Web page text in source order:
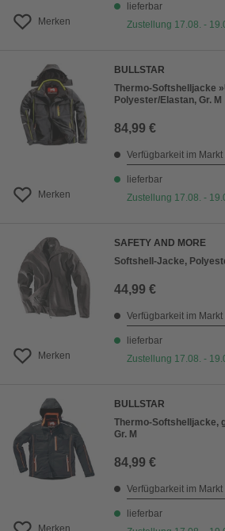
Merken
lieferbar
Zustellung 17.08. -
Merken
BULLSTAR
Thermo-Softshelljacke
Polyester/Elastan, Gr. M
84,99 €
Verfügbarkeit im Markt
lieferbar
Zustellung 17.08. -
Merken
SAFETY AND MORE
Softshell-Jacke,
44,99 €
Verfügbarkeit im Markt
lieferbar
Zustellung 17.08. -
BULLSTAR
Thermo-Softshelljacke,
Gr. M
84,99 €
Verfügbarkeit im Markt
lieferbar